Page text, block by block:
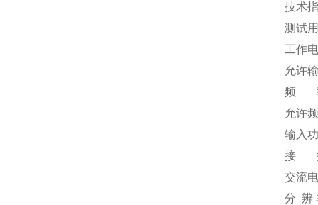
技术
测试
工作
允许
频
允许
输入
接 头
交流
分 辨